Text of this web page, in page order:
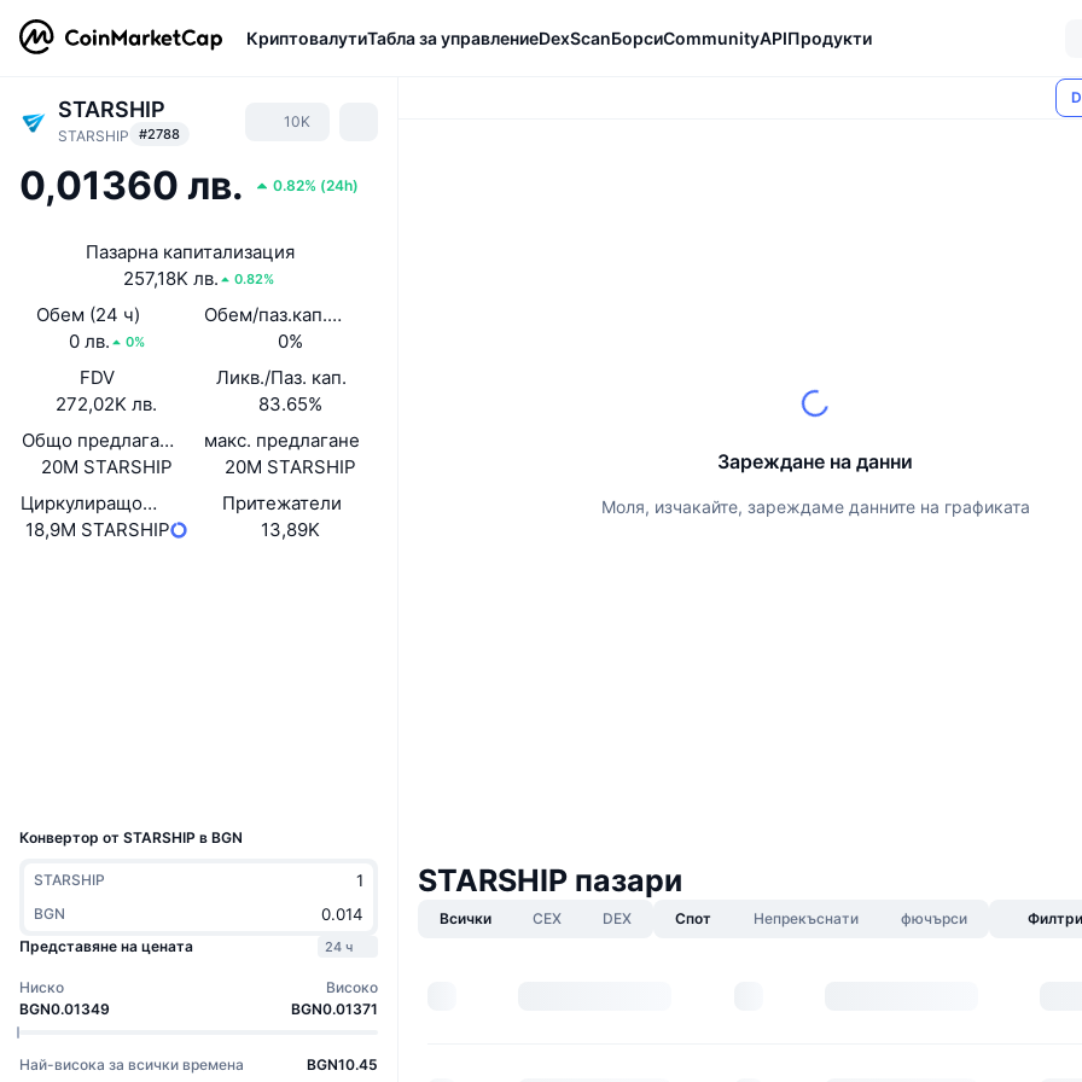
КриптовалутиТабла за управлениеDexScanБорсиCommunityAPIПродукти
STARSHIP
STARSHIP #2788
10K
0,01360 лв. 0.82% (24h)
Пазарна капитализация
257,18K лв.
0.82%
Обем (24 ч)
0 лв.
0%
Обем/паз.кап. (24 ч)
0%
FDV
272,02K лв.
Ликв./Паз. кап.
83.65%
Общо предлагане
20M STARSHIP
макс. предлагане
20M STARSHIP
Циркулиращо предлагане
18,9M STARSHIP
Притежатели
13,89K
Конвертор от STARSHIP в BGN
STARSHIP
BGN
Представяне на цената
24 ч
Ниско
BGN0.01349
Високо
BGN0.01371
Най-висока за всички времена BGN10.45
Зареждане на данни
Моля, изчакайте, зареждаме данните на графиката
STARSHIP пазари
Всички CEX DEX Спот Непрекъснати фючърси Филтри